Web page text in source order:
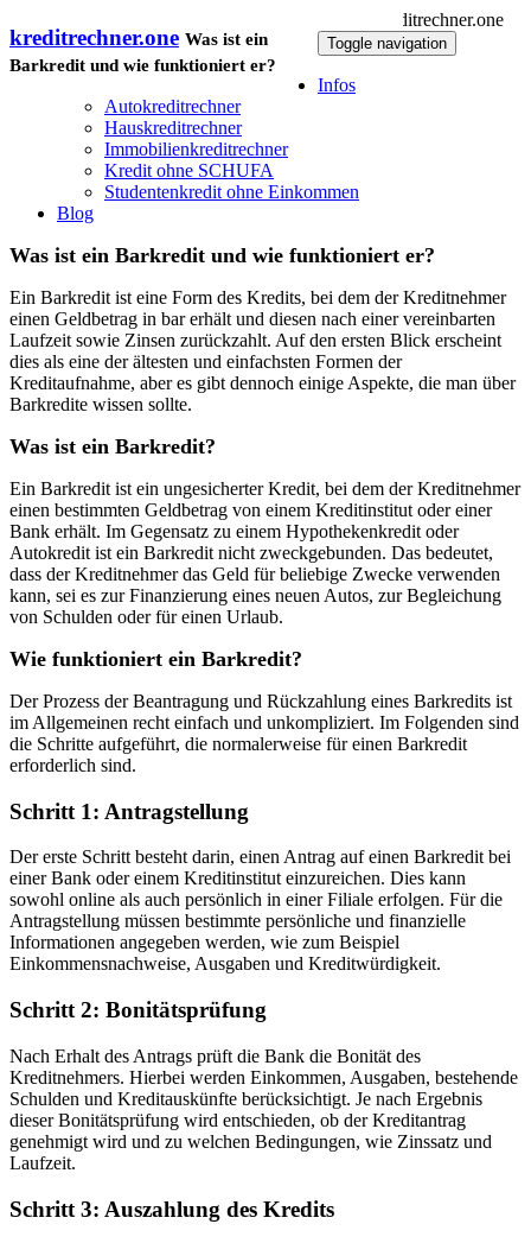
kreditrechner.one Was ist ein
Barkredit und wie funktioniert er?
Toggle navigation
Infos
Autokreditrechner
Hauskreditrechner
Immobilienkreditrechner
Kredit ohne SCHUFA
Studentenkredit ohne Einkommen
Blog
Was ist ein Barkredit und wie funktioniert er?
Ein Barkredit ist eine Form des Kredits, bei dem der Kreditnehmer
einen Geldbetrag in bar erhält und diesen nach einer vereinbarten
Laufzeit sowie Zinsen zurückzahlt. Auf den ersten Blick erscheint
dies als eine der ältesten und einfachsten Formen der
Kreditaufnahme, aber es gibt dennoch einige Aspekte, die man über
Barkredite wissen sollte.
Was ist ein Barkredit?
Ein Barkredit ist ein ungesicherter Kredit, bei dem der Kreditnehmer
einen bestimmten Geldbetrag von einem Kreditinstitut oder einer
Bank erhält. Im Gegensatz zu einem Hypothekenkredit oder
Autokredit ist ein Barkredit nicht zweckgebunden. Das bedeutet,
dass der Kreditnehmer das Geld für beliebige Zwecke verwenden
kann, sei es zur Finanzierung eines neuen Autos, zur Begleichung
von Schulden oder für einen Urlaub.
Wie funktioniert ein Barkredit?
Der Prozess der Beantragung und Rückzahlung eines Barkredits ist
im Allgemeinen recht einfach und unkompliziert. Im Folgenden sind
die Schritte aufgeführt, die normalerweise für einen Barkredit
erforderlich sind.
Schritt 1: Antragstellung
Der erste Schritt besteht darin, einen Antrag auf einen Barkredit bei
einer Bank oder einem Kreditinstitut einzureichen. Dies kann
sowohl online als auch persönlich in einer Filiale erfolgen. Für die
Antragstellung müssen bestimmte persönliche und finanzielle
Informationen angegeben werden, wie zum Beispiel
Einkommensnachweise, Ausgaben und Kreditwürdigkeit.
Schritt 2: Bonitätsprüfung
Nach Erhalt des Antrags prüft die Bank die Bonität des
Kreditnehmers. Hierbei werden Einkommen, Ausgaben, bestehende
Schulden und Kreditauskünfte berücksichtigt. Je nach Ergebnis
dieser Bonitätsprüfung wird entschieden, ob der Kreditantrag
genehmigt wird und zu welchen Bedingungen, wie Zinssatz und
Laufzeit.
Schritt 3: Auszahlung des Kredits